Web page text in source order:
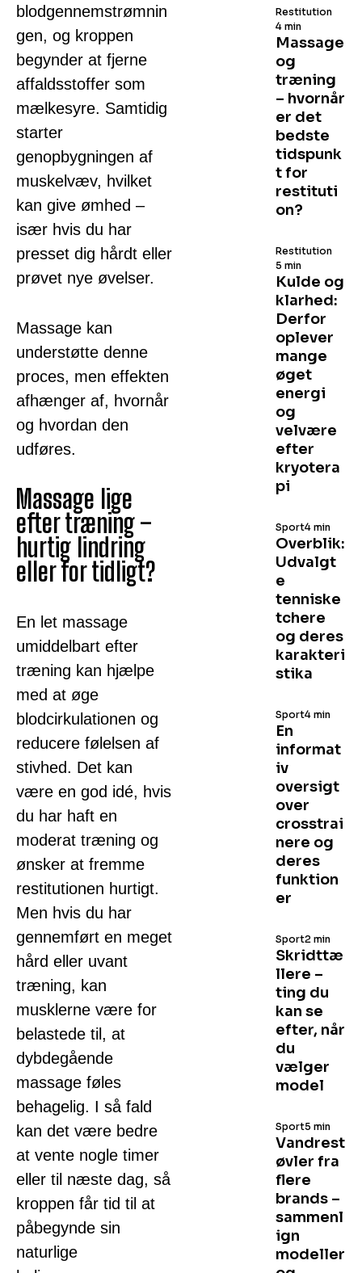
blodgennemstrømnin
gen, og kroppen
begynder at fjerne
affaldsstoffer som
mælkesyre. Samtidig
starter
genopbygningen af
muskelvæv, hvilket
kan give ømhed –
især hvis du har
presset dig hårdt eller
prøvet nye øvelser.
Massage kan
understøtte denne
proces, men effekten
afhænger af, hvornår
og hvordan den
udføres.
Massage lige
efter træning –
hurtig lindring
eller for tidligt?
En let massage
umiddelbart efter
træning kan hjælpe
med at øge
blodcirkulationen og
reducere følelsen af
stivhed. Det kan
være en god idé, hvis
du har haft en
moderat træning og
ønsker at fremme
restitutionen hurtigt.
Men hvis du har
gennemført en meget
hård eller uvant
træning, kan
musklerne være for
belastede til, at
dybdegående
massage føles
behagelig. I så fald
kan det være bedre
at vente nogle timer
eller til næste dag, så
kroppen får tid til at
påbegynde sin
naturlige
Massage
og
træning
– hvornår
er det
bedste
tidspunk
t for
restituti
on?
Restitution
4 min
Kulde og
klarhed:
Derfor
oplever
mange
øget
energi
og
velvære
efter
kryotera
pi
Restitution
5 min
Overblik:
Udvalgt
e
tenniske
tchere
og deres
karakteri
stika
Sport4 min
En
informat
iv
oversigt
over
crosstrai
nere og
deres
funktion
er
Sport4 min
Skridttæ
llere –
ting du
kan se
efter, når
du
vælger
model
Sport2 min
Vandrest
øvler fra
flere
brands –
sammenl
ign
modeller
Sport5 min